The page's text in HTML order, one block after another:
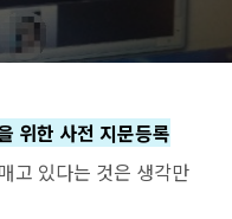
위한 사전 지문등록
고 있다는 것은 생각만